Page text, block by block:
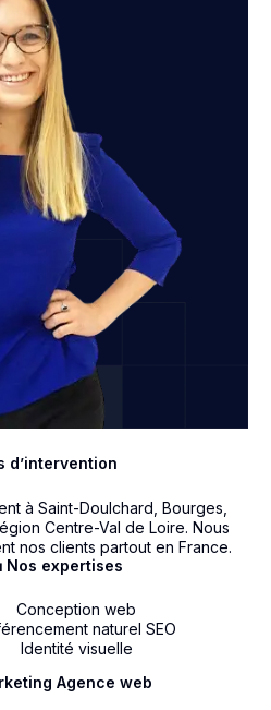
Agence web
Nos expertises
Conception web
naturel SEO
Identité visuelle
d’intervention
à Saint-Doulchard, Bourges,
Centre-Val de Loire. Nous
nos clients partout en France.